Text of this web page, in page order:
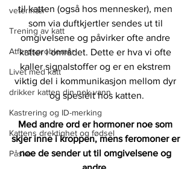
veterinær
Trening av katt
Atferdsproblemer
Livet med katt
drikker katten din nok vann
Kastrering og ID-merking
Kattens drektighet og fødsel
Påske
til katten (også hos mennesker), men
som via duftkjertler sendes ut til
omgivelsene og påvirker ofte andre
katter i området. Dette er hva vi ofte
kaller signalstoffer og er en ekstrem
viktig del i kommunikasjon mellom dyr
og spesielt hos katten.
Med andre ord er hormoner noe som
skjer inne i kroppen, mens feromoner er
noe de sender ut til omgivelsene og